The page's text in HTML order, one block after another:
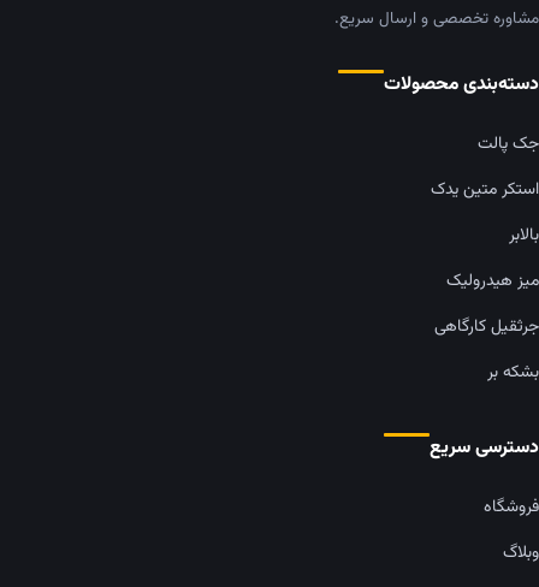
مشاوره تخصصی و ارسال سریع.
دسته‌بندی محصولات
جک پالت
استکر متین یدک
بالابر
میز هیدرولیک
جرثقیل کارگاهی
بشکه بر
دسترسی سریع
فروشگاه
وبلاگ